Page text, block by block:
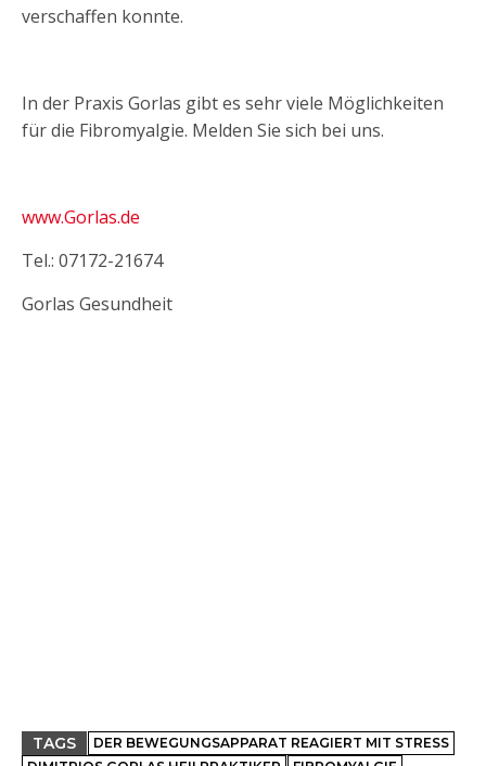
verschaffen konnte.
In der Praxis Gorlas gibt es sehr viele Möglichkeiten
für die Fibromyalgie. Melden Sie sich bei uns.
www.Gorlas.de
Tel.: 07172-21674
Gorlas Gesundheit
TAGS
DER BEWEGUNGSAPPARAT REAGIERT MIT STRESS